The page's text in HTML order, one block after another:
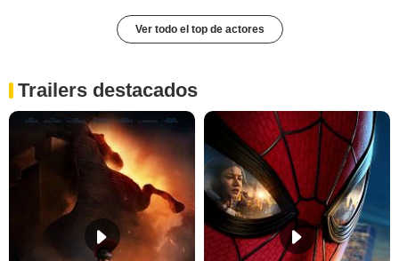
Ver todo el top de actores
Trailers destacados